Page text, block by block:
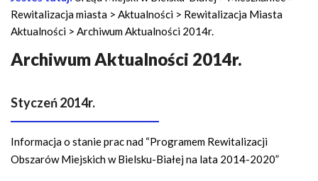
c
i
e
ż
a
n
a
w
Rewitalizacja miasta
Aktualności
Rewitalizacja Miasta
Aktualności
Archiwum Aktualności 2014r.
Archiwum Aktualności 2014r.
Styczeń 2014r.
Informacja o stanie prac nad “Programem Rewitalizacji
Obszarów Miejskich w Bielsku-Białej na lata 2014-2020”